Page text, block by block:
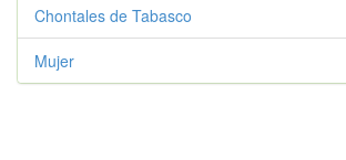
Chontales de Tabasco
Mujer